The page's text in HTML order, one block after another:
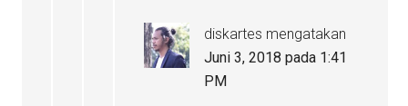
diskartes mengatakan
Juni 3, 2018 pada 1:41
PM